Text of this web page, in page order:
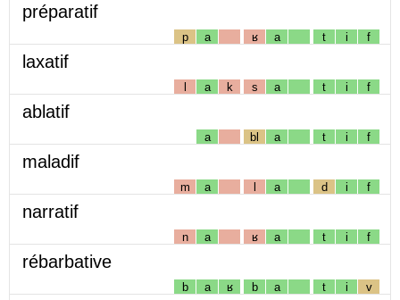
préparatif
p a ʁ a t i f
laxatif
l a k s a t i f
ablatif
a bl a t i f
maladif
m a l a d i f
narratif
n a ʁ a t i f
rébarbative
b a ʁ b a t i v